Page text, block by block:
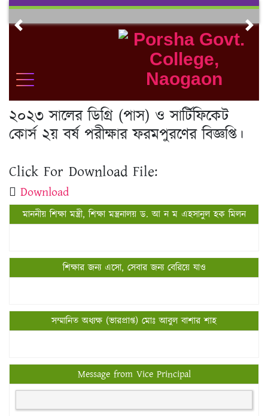
Skip
contentPrevious
২০২৩ সালের ডিগ্রি (পাস) ও সার্টিফিকেট
কোর্স ২য় বর্ষ পরীক্ষার ফরমপুরণের বিজ্ঞপ্তি।
Click For Download File:
Download
মাননীয় শিক্ষা মন্ত্রী, শিক্ষা মন্ত্রনালয় ড. আ ন ম এহসানুল হক মিলন
শিক্ষার জন্য এসো, সেবার জন্য বেরিয়ে যাও
সম্মানিত অধ্যক্ষ (ভারপ্রাপ্ত) মোঃ আবুল বাশার শাহ
Message from Vice Principal